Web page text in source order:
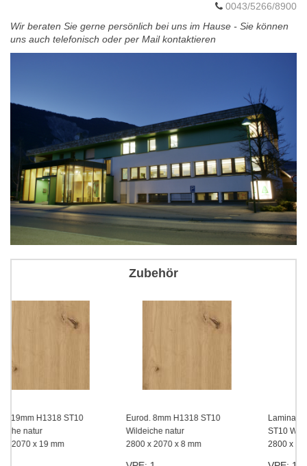
0043/5266/8900
Wir beraten Sie gerne persönlich bei uns im Hause - Sie können
uns auch telefonisch oder per Mail kontaktieren
Zubehör
Eurod. 8mm H1318 ST10
Wildeiche natur
2800 x 2070 x 8 mm
Laminat 0,8mm EGGER H1318
ST10 Wildeiche
2800 x 1310 x 0,8 mm